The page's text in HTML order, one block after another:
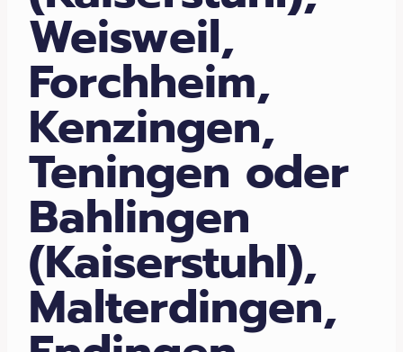
Weisweil,
Forchheim,
Kenzingen,
Teningen oder
Bahlingen
(Kaiserstuhl),
Malterdingen,